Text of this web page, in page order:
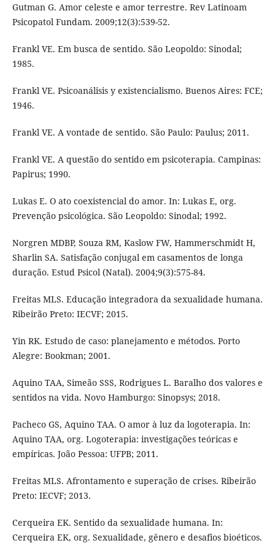
Gutman G. Amor celeste e amor terrestre. Rev Latinoam
Psicopatol Fundam. 2009;12(3):539-52.
Frankl VE. Em busca de sentido. São Leopoldo: Sinodal;
1985.
Frankl VE. Psicoanálisis y existencialismo. Buenos Aires: FCE;
1946.
Frankl VE. A vontade de sentido. São Paulo: Paulus; 2011.
Frankl VE. A questão do sentido em psicoterapia. Campinas:
Papirus; 1990.
Lukas E. O ato coexistencial do amor. In: Lukas E, org.
Prevenção psicológica. São Leopoldo: Sinodal; 1992.
Norgren MDBP, Souza RM, Kaslow FW, Hammerschmidt H,
Sharlin SA. Satisfação conjugal em casamentos de longa
duração. Estud Psicol (Natal). 2004;9(3):575-84.
Freitas MLS. Educação integradora da sexualidade humana.
Ribeirão Preto: IECVF; 2015.
Yin RK. Estudo de caso: planejamento e métodos. Porto
Alegre: Bookman; 2001.
Aquino TAA, Simeão SSS, Rodrigues L. Baralho dos valores e
sentidos na vida. Novo Hamburgo: Sinopsys; 2018.
Pacheco GS, Aquino TAA. O amor à luz da logoterapia. In:
Aquino TAA, org. Logoterapia: investigações teóricas e
empíricas. João Pessoa: UFPB; 2011.
Freitas MLS. Afrontamento e superação de crises. Ribeirão
Preto: IECVF; 2013.
Cerqueira EK. Sentido da sexualidade humana. In:
Cerqueira EK, org. Sexualidade, gênero e desafios bioéticos.